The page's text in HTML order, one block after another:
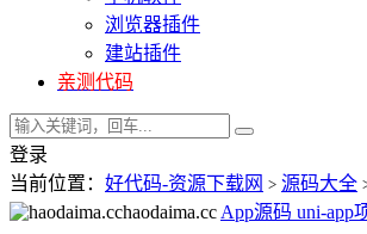
浏览器插件
建站插件
亲测代码
登录
当前位置： 好代码-资源下载网 > 源码大全
haodaima.cc App源码 uni-app